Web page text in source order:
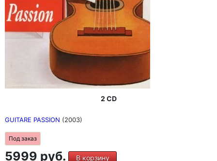
2 CD
GUITARE PASSION (2003)
Под заказ
5999 руб. В корзину